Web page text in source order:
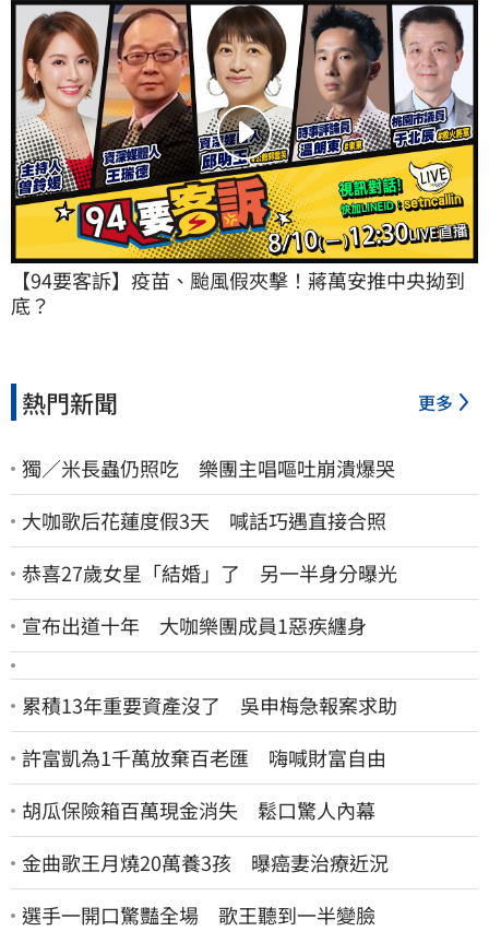
【94要客訴】疫苗、颱風假夾擊！蔣萬安推中央拗到
底？
熱門新聞 更多
獨／米長蟲仍照吃 樂團主唱嘔吐崩潰爆哭
大咖歌后花蓮度假3天 喊話巧遇直接合照
恭喜27歲女星「結婚」了 另一半身分曝光
宣布出道十年 大咖樂團成員1惡疾纏身
累積13年重要資產沒了 吳申梅急報案求助
許富凱為1千萬放棄百老匯 嗨喊財富自由
胡瓜保險箱百萬現金消失 鬆口驚人內幕
金曲歌王月燒20萬養3孩 曝癌妻治療近況
選手一開口驚豔全場 歌王聽到一半變臉